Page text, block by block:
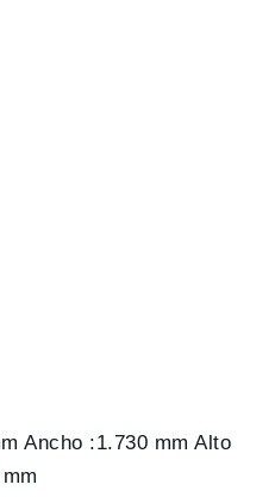
Ancho :1.730 mm Alto